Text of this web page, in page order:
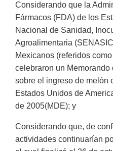
Considerando que la
Fármacos (FDA) de los
Nacional de Sanidad,
Agroalimentaria
Mexicanos (referidos
celebraron un
sobre el ingreso de melón
Estados Unidos de
de 2005(MDE); y
Considerando que, de
actividades continuarían